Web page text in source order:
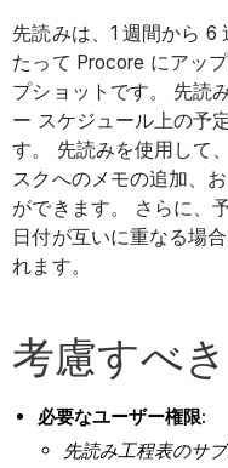
先読みは、1 週間から 6
たって Procore にアッ
プショットです。 先読
ー スケジュール上の予
す。 先読みを使用して
スクへのメモの追加、
ができます。 さらに、
日付が互いに重なる場
れます。
考慮すべ
必要なユーザー権限:
先読み工程表のサ